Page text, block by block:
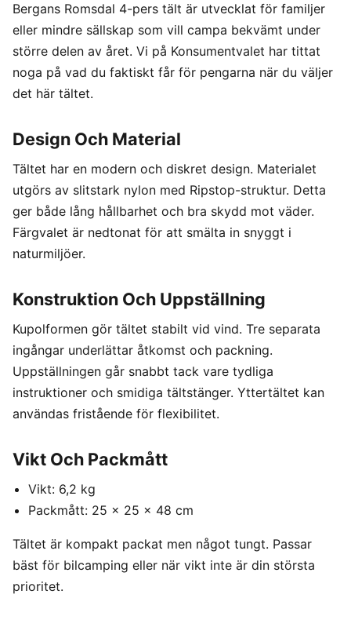
Bergans Romsdal 4-pers tält är utvecklat för familjer
eller mindre sällskap som vill campa bekvämt under
större delen av året. Vi på Konsumentvalet har tittat
noga på vad du faktiskt får för pengarna när du väljer
det här tältet.
Design Och Material
Tältet har en modern och diskret design. Materialet
utgörs av slitstark nylon med Ripstop-struktur. Detta
ger både lång hållbarhet och bra skydd mot väder.
Färgvalet är nedtonat för att smälta in snyggt i
naturmiljöer.
Konstruktion Och Uppställning
Kupolformen gör tältet stabilt vid vind. Tre separata
ingångar underlättar åtkomst och packning.
Uppställningen går snabbt tack vare tydliga
instruktioner och smidiga tältstänger. Yttertältet kan
användas fristående för flexibilitet.
Vikt Och Packmått
Vikt: 6,2 kg
Packmått: 25 x 25 x 48 cm
Tältet är kompakt packat men något tungt. Passar
bäst för bilcamping eller när vikt inte är din största
prioritet.